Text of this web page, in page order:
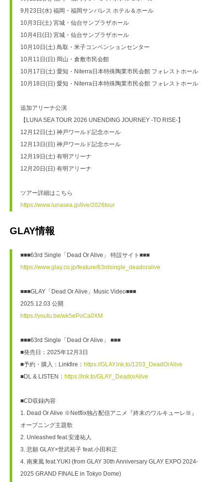
9月23日(水) 福岡・福岡サンパレス ホテル＆ホール
10月3日(土) 宮城・仙台サンプラザホール
10月4日(日) 宮城・仙台サンプラザホール
10月10日(土) 鳥取・米子コンベンションセンター
10月11日(日) 岡山・倉敷市民会館
10月17日(土) 愛知・Niterra日本特殊陶業市民会館 フォレストホール
10月18日(日) 愛知・Niterra日本特殊陶業市民会館 フォレストホール
追加アリーナ公演
【LUNA SEA TOUR 2026 UNENDING JOURNEY -TO RISE-】
12月12日(土) 神戸ワールド記念ホール
12月13日(日) 神戸ワールド記念ホール
12月19日(土) 有明アリーナ
12月20日(日) 有明アリーナ
ツアー詳細はこちら
https://www.lunasea.jp/live/2026tour
GLAY情報
■■■63rd Single「Dead Or Alive」 特設サイト■■■
https://www.glay.co.jp/feature/63rdsingle_deadoralive
■■■GLAY「Dead Or Alive」Music Video■■■
2025.12.03 公開
https://youtu.be/wk5ePoCa0XM
■■■63rd Single「Dead Or Alive」 ■■■
■発売日：2025年12月3日
■予約・購入：Linkfire： https://GLAY.lnk.to/1203_DeadOrAlive
■DL & LISTEN： https://lnk.to/GLAY_DeadorAilve
■CD収録内容
1. Dead Or Alive ※Netflix独占配信アニメ『終末のワルキューレⅢ』
オープニング主題歌
2. Unleashed feat.安達祐人
3. 悲願 GLAY×世武裕子 feat.小田和正
4. 南東風 feat.YUKI (from GLAY 30th Anniversary GLAY EXPO 2024-
2025 GRAND FINALE in Tokyo Dome)